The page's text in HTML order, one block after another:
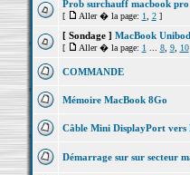
Prob surchauff macbook
[ Aller � la page: 1 2]
[ Sondage ] MacBook
[ Aller � la page: 1 8, 9, 10
COMMANDE
Mémoire MacBook 8Go
Câble Mini DisplayPort vers
Démarrage sur sur secteur